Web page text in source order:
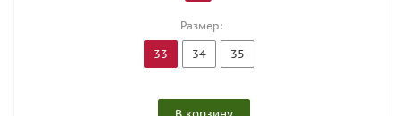
Размер:
33 34 35